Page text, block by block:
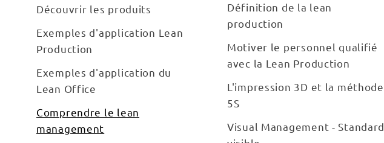
Découvrir les produits
Exemples d'application Lean
Production
Exemples d'application du
Lean Office
Comprendre le lean
management
Définition de la lean
production
Motiver le personnel qualifié
avec la Lean Production
L'impression 3D et la méthode
5S
Visual Management - Standard